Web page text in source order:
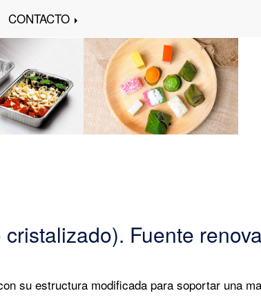
CONTACTO
Fuente
su estructura modificada para soportar una